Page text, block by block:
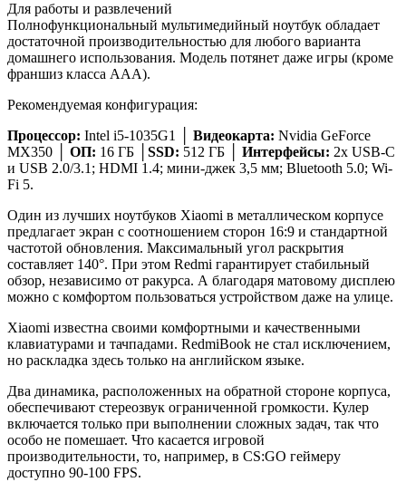
Для работы и развлечений
Полнофункциональный мультимедийный ноутбук обладает
достаточной производительностью для любого варианта
домашнего использования. Модель потянет даже игры (кроме
франшиз класса ААА).
Рекомендуемая конфигурация:
Процессор: Intel i5-1035G1 │ Видеокарта: Nvidia GeForce
MX350 │ ОП: 16 ГБ │ SSD: 512 ГБ │ Интерфейсы: 2х USB-С
и USB 2.0/3.1; HDMI 1.4; мини-джек 3,5 мм; Bluetooth 5.0; Wi-
Fi 5.
Один из лучших ноутбуков Xiaomi в металлическом корпусе
предлагает экран с соотношением сторон 16:9 и стандартной
частотой обновления. Максимальный угол раскрытия
составляет 140°. При этом Redmi гарантирует стабильный
обзор, независимо от ракурса. А благодаря матовому дисплею
можно с комфортом пользоваться устройством даже на улице.
Xiaomi известна своими комфортными и качественными
клавиатурами и тачпадами. RedmiBook не стал исключением,
но раскладка здесь только на английском языке.
Два динамика, расположенных на обратной стороне корпуса,
обеспечивают стереозвук ограниченной громкости. Кулер
включается только при выполнении сложных задач, так что
особо не помешает. Что касается игровой
производительности, то, например, в CS:GO геймеру
доступно 90-100 FPS.